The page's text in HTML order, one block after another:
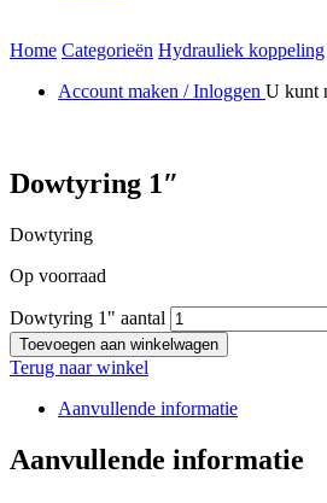
Home Categorieën Hydrauliek koppeling
Account maken / Inloggen U kunt
Dowtyring 1″
Dowtyring
Op voorraad
Dowtyring 1" aantal
Toevoegen aan winkelwagen
Terug naar winkel
Aanvullende informatie
Aanvullende informatie